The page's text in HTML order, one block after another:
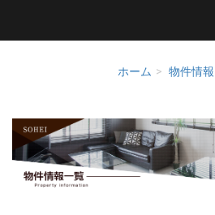
ホーム 物件情報